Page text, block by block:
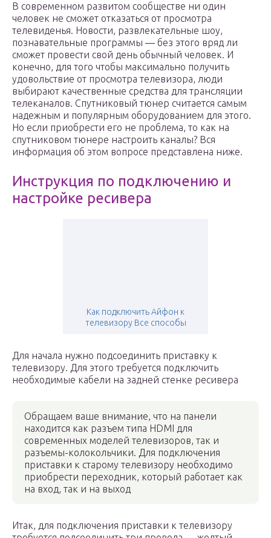
В современном развитом сообществе ни один
человек не сможет отказаться от просмотра
телевиденья. Новости, развлекательные шоу,
познавательные программы — без этого вряд ли
сможет провести свой день обычный человек. И
конечно, для того чтобы максимально получить
удовольствие от просмотра телевизора, люди
выбирают качественные средства для трансляции
телеканалов. Спутниковый тюнер считается самым
надежным и популярным оборудованием для этого.
Но если приобрести его не проблема, то как на
спутниковом тюнере настроить каналы? Вся
информация об этом вопросе представлена ниже.
Инструкция по подключению и
настройке ресивера
Как подключить Айфон к
телевизору Все способы
Для начала нужно подсоединить приставку к
телевизору. Для этого требуется подключить
необходимые кабели на задней стенке ресивера
Обращаем ваше внимание, что на панели
находится как разъем типа HDMI для
современных моделей телевизоров, так и
разъемы-колокольчики. Для подключения
приставки к старому телевизору необходимо
приобрести переходник, который работает как
на вход, так и на выход
Итак, для подключения приставки к телевизору